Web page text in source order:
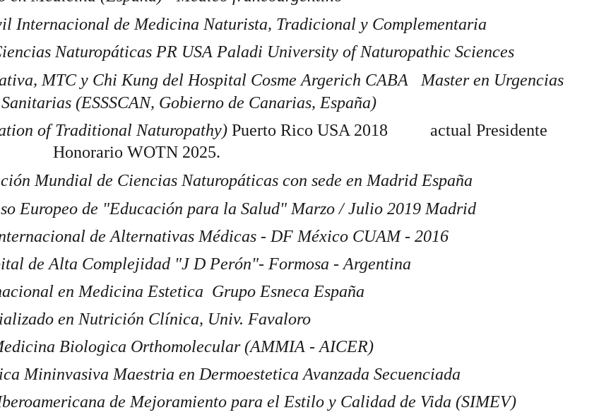
Internacional de Medicina Naturista, Tradicional y Complementaria
Naturopáticas PR USA Paladi University of Naturopathic Sciences
MTC y Chi Kung del Hospital Cosme Argerich CABA   Master en Urgencias
(ESSSCAN, Gobierno de Canarias, España)
of Traditional Naturopathy) Puerto Rico USA 2018          actual Presidente
Honorario WOTN 2025.
Mundial de Ciencias Naturopáticas con sede en Madrid España
Europeo de "Educación para la Salud" Marzo / Julio 2019 Madrid
de Alternativas Médicas - DF México CUAM - 2016
de Alta Complejidad "J D Perón"- Formosa - Argentina
en Medicina Estetica  Grupo Esneca España
en Nutrición Clínica, Univ. Favaloro
Biologica Orthomolecular (AMMIA - AICER)
Mininvasiva Maestria en Dermoestetica Avanzada Secuenciada
de Mejoramiento para el Estilo y Calidad de Vida (SIMEV)